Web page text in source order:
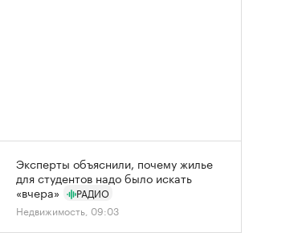
Эксперты объяснили, почему жилье
для студентов надо было искать
«вчера»
РАДИО
Недвижимость, 09:03